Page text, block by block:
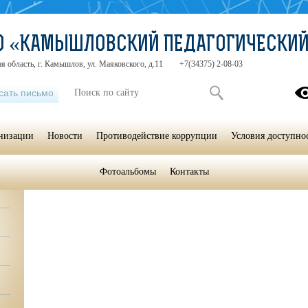
«КАМЫШЛОВСКИЙ
область, г. Камышлов, ул. Маяковского, д.11 +7(34375) 2-08-03
письмо
Новости Противодействие коррупции Условия
Фотоальбомы Контакты